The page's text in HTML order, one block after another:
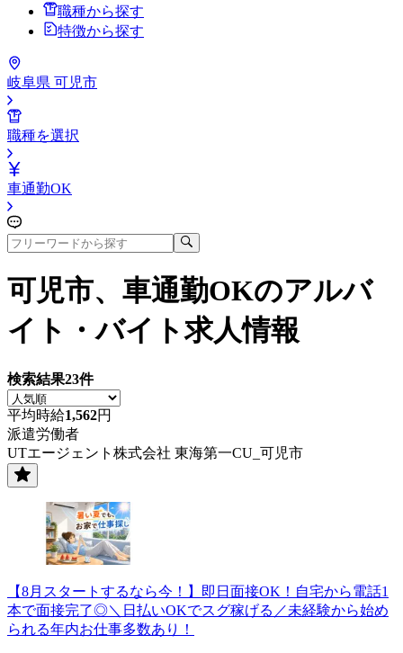
職種から探す
特徴から探す
岐阜県 可児市
職種を選択
車通勤OK
可児市、車通勤OKのアルバ
イト・バイト求人情報
検索結果23件
平均時給1,562円
派遣労働者
UTエージェント株式会社 東海第一CU_可児市
【8月スタートするなら今！】即日面接OK！自宅から電話1
本で面接完了◎＼日払いOKでスグ稼げる／未経験から始め
られる年内お仕事多数あり！